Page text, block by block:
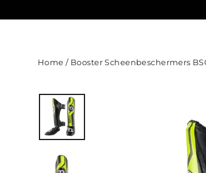
Home /Booster Scheenbeschermers